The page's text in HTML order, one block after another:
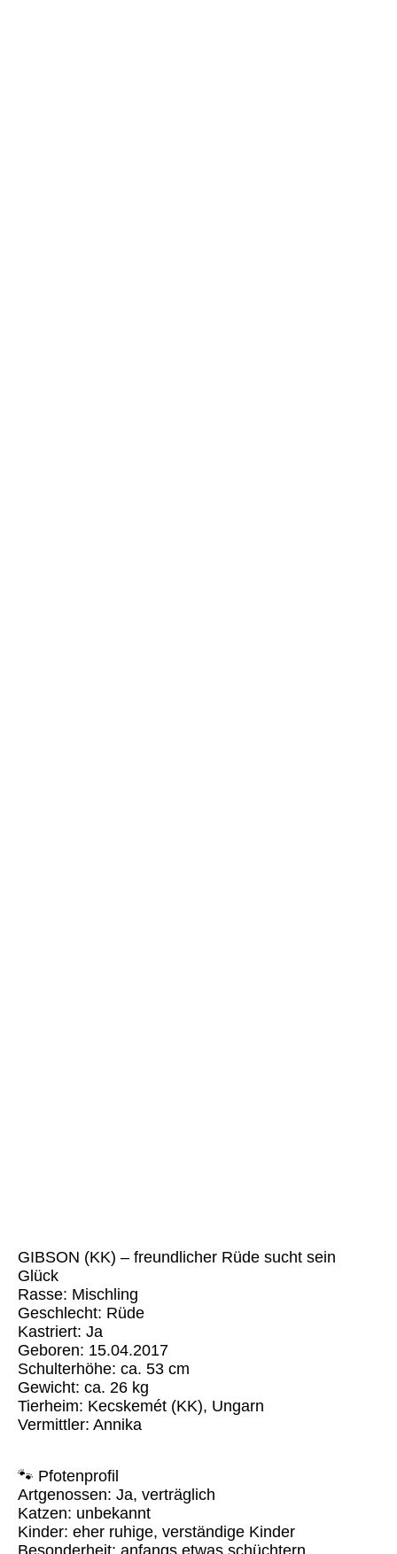
GIBSON (KK) – freundlicher Rüde sucht sein
Glück
Rasse: Mischling
Geschlecht: Rüde
Kastriert: Ja
Geboren: 15.04.2017
Schulterhöhe: ca. 53 cm
Gewicht: ca. 26 kg
Tierheim: Kecskemét (KK), Ungarn
Vermittler: Annika
🐾 Pfotenprofil
Artgenossen: Ja, verträglich
Katzen: unbekannt
Kinder: eher ruhige, verständige Kinder